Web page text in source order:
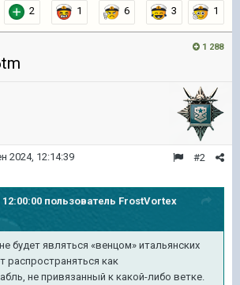
2 1 6 3 1
1 288
#2
2024, 12:14:39
12:00:00 пользователь FrostVortex
будет являться «венцом» итальянских
распространяться как
не привязанный к какой-либо ветке.